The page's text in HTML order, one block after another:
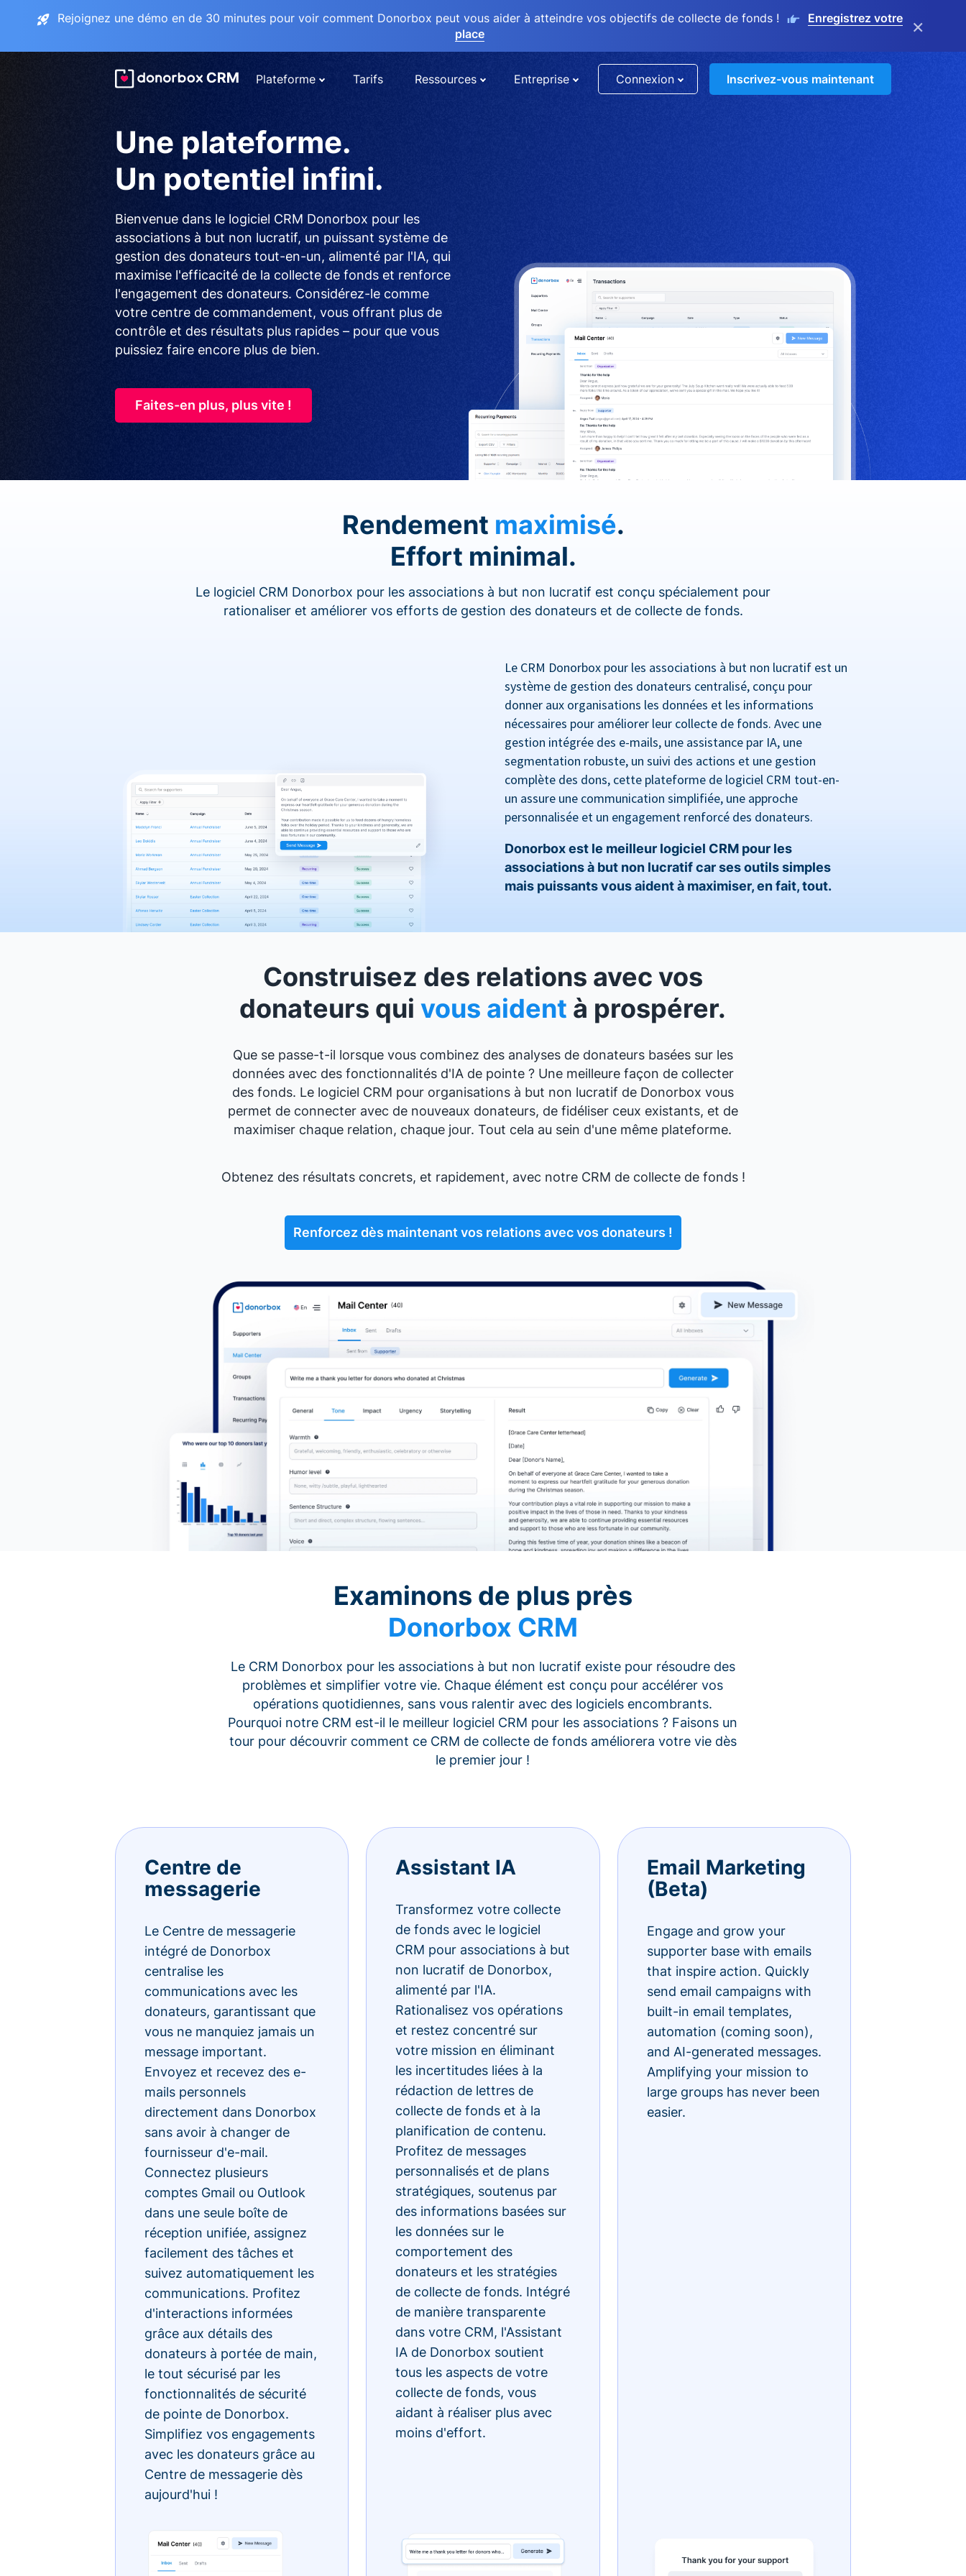
Rejoignez une démo en de 30 minutes pour voir comment Donorbox peut vous aider à atteindre vos objectifs de collecte de fonds !
Enregistrez votre
place
×
Plateforme Tarifs Ressources Entreprise Connexion Inscrivez-vous maintenant
Une plateforme.
Un potentiel infini.
Bienvenue dans le logiciel CRM Donorbox pour les
associations à but non lucratif, un puissant système de
gestion des donateurs tout-en-un, alimenté par l'IA, qui
maximise l'efficacité de la collecte de fonds et renforce
l'engagement des donateurs. Considérez-le comme
votre centre de commandement, vous offrant plus de
contrôle et des résultats plus rapides – pour que vous
puissiez faire encore plus de bien.
Faites-en plus, plus vite !
Rendement maximisé.
Effort minimal.
Le logiciel CRM Donorbox pour les associations à but non lucratif est conçu spécialement pour
rationaliser et améliorer vos efforts de gestion des donateurs et de collecte de fonds.
Le CRM Donorbox pour les associations à but non lucratif est un
système de gestion des donateurs centralisé, conçu pour
donner aux organisations les données et les informations
nécessaires pour améliorer leur collecte de fonds. Avec une
gestion intégrée des e-mails, une assistance par IA, une
segmentation robuste, un suivi des actions et une gestion
complète des dons, cette plateforme de logiciel CRM tout-en-
un assure une communication simplifiée, une approche
personnalisée et un engagement renforcé des donateurs.
Donorbox est le meilleur logiciel CRM pour les
associations à but non lucratif car ses outils simples
mais puissants vous aident à maximiser, en fait, tout.
Construisez des relations avec vos
donateurs quivous aident à prospérer.
Que se passe-t-il lorsque vous combinez des analyses de donateurs basées sur les
données avec des fonctionnalités d'IA de pointe ? Une meilleure façon de collecter
des fonds. Le logiciel CRM pour organisations à but non lucratif de Donorbox vous
permet de connecter avec de nouveaux donateurs, de fidéliser ceux existants, et de
maximiser chaque relation, chaque jour. Tout cela au sein d'une même plateforme.
Obtenez des résultats concrets, et rapidement, avec notre CRM de collecte de fonds !
Renforcez dès maintenant vos relations avec vos donateurs !
Examinons de plus près
Donorbox CRM
Le CRM Donorbox pour les associations à but non lucratif existe pour résoudre des
problèmes et simplifier votre vie. Chaque élément est conçu pour accélérer vos
opérations quotidiennes, sans vous ralentir avec des logiciels encombrants.
Pourquoi notre CRM est-il le meilleur logiciel CRM pour les associations ? Faisons un
tour pour découvrir comment ce CRM de collecte de fonds améliorera votre vie dès
le premier jour !
Centre de
messagerie
Le Centre de messagerie
intégré de Donorbox
centralise les
communications avec les
donateurs, garantissant que
vous ne manquiez jamais un
message important.
Envoyez et recevez des e-
mails personnels
directement dans Donorbox
sans avoir à changer de
fournisseur d'e-mail.
Connectez plusieurs
comptes Gmail ou Outlook
dans une seule boîte de
réception unifiée, assignez
facilement des tâches et
suivez automatiquement les
communications. Profitez
d'interactions informées
grâce aux détails des
donateurs à portée de main,
le tout sécurisé par les
fonctionnalités de sécurité
de pointe de Donorbox.
Simplifiez vos engagements
avec les donateurs grâce au
Centre de messagerie dès
aujourd'hui !
Assistant IA
Transformez votre collecte
de fonds avec le logiciel
CRM pour associations à but
non lucratif de Donorbox,
alimenté par l'IA.
Rationalisez vos opérations
et restez concentré sur
votre mission en éliminant
les incertitudes liées à la
rédaction de lettres de
collecte de fonds et à la
planification de contenu.
Profitez de messages
personnalisés et de plans
stratégiques, soutenus par
des informations basées sur
les données sur le
comportement des
donateurs et les stratégies
de collecte de fonds. Intégré
de manière transparente
dans votre CRM, l'Assistant
IA de Donorbox soutient
tous les aspects de votre
collecte de fonds, vous
aidant à réaliser plus avec
moins d'effort.
Email Marketing
(Beta)
Engage and grow your
supporter base with emails
that inspire action. Quickly
send email campaigns with
built-in email templates,
automation (coming soon),
and AI-generated messages.
Amplifying your mission to
large groups has never been
easier.